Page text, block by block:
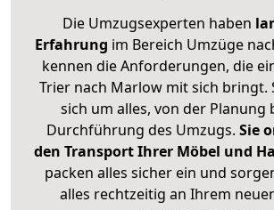
Die Umzugsexperten haben
Erfahrung im Bereich Umzüge
kennen die Anforderungen, die
Trier nach Marlow mit sich bringt.
sich um alles, von der Planung
Durchführung des Umzugs. Sie
den Transport Ihrer Möbel und
packen alles sicher ein und
alles rechtzeitig an Ihrem